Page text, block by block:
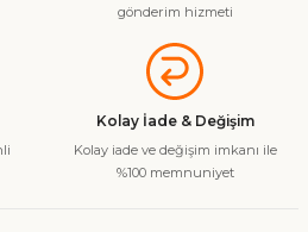
gönderim hizmeti
Kolay İade & Değişim
Kolay iade ve değişim imkanı ile
%100 memnuniyet